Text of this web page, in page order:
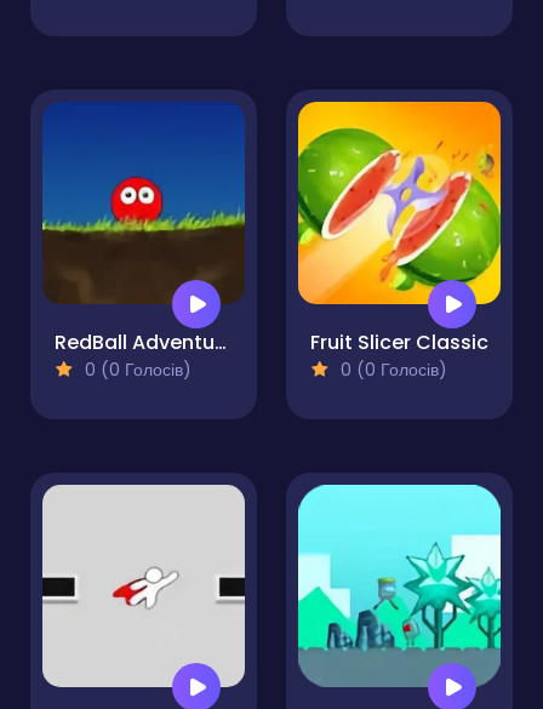
RedBall Adventure
0 (0 Голосів)
Fruit Slicer Classic
0 (0 Голосів)